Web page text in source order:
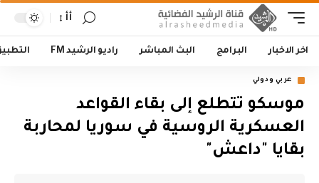
أأ
اخر الاخبار البرامج البث المباشر راديو الرشيد FM
عربي ودولي
موسكو تتطلع إلى بقاء القواعد
العسكرية الروسية في سوريا لمحاربة
بقايا "داعش"